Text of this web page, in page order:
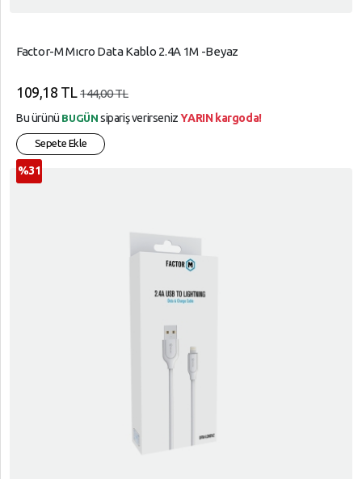
Factor-M Mıcro Data Kablo 2.4A 1M -Beyaz
109,18 TL 144,00 TL
Bu ürünü BUGÜN sipariş verirsenizYARIN kargoda!
Sepete Ekle
%31